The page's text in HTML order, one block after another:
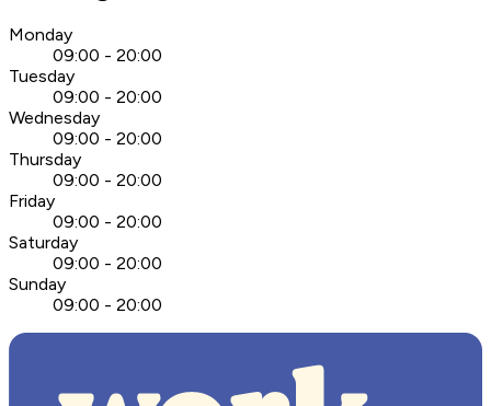
Monday
09:00 - 20:00
Tuesday
09:00 - 20:00
Wednesday
09:00 - 20:00
Thursday
09:00 - 20:00
Friday
09:00 - 20:00
Saturday
09:00 - 20:00
Sunday
09:00 - 20:00